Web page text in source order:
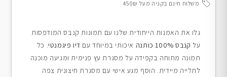
משלוח חינם בקניה מעל 450₪
גלו את האמנות הייחודית שלנו עם תמונות קנבס המודפסות
על קנבס 100% כותנה איכותי במיוחד עם דיו פיגמנטי. כל
תמונה מתוחה בקפידה על מסגרת עץ פנימית ומגיעה מוכנה
לתלייה מיידית. הוסף מגע אישי עם מסגרת חיצונית צפה